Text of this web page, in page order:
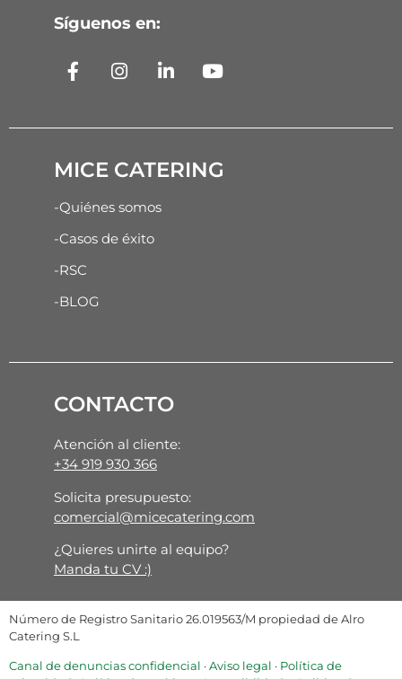
Síguenos en:
MICE CATERING
-Quiénes somos
-Casos de éxito
-RSC
-BLOG
CONTACTO
Atención al cliente:
+34 919 930 366
Solicita presupuesto:
comercial@micecatering.com
¿Quieres unirte al equipo?
Manda tu CV :)
Número de Registro Sanitario 26.019563/M propiedad de Alro
Catering S.L
Canal de denuncias confidencial ·Aviso legal · Política de